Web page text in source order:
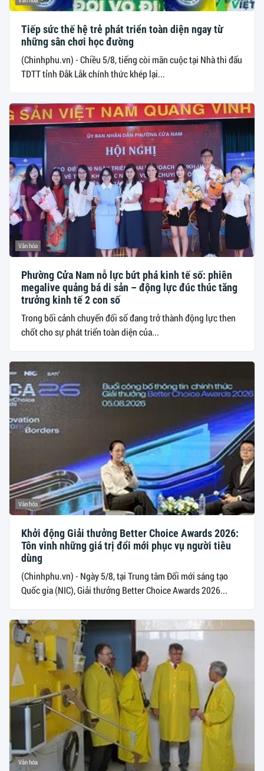
Tiếp sức thế hệ trẻ phát triển toàn diện ngay từ
những sân chơi học đường
(Chinhphu.vn) - Chiều 5/8, tiếng còi mãn cuộc tại Nhà thi đấu
TDTT tỉnh Đắk Lắk chính thức khép lại...
Văn hóa
Phường Cửa Nam nỗ lực bứt phá kinh tế số: phiên
megalive quảng bá di sản – động lực đúc thúc tăng
trưởng kinh tế 2 con số
Trong bối cảnh chuyển đổi số đang trở thành động lực then
chốt cho sự phát triển toàn diện của...
Văn hóa
Khởi động Giải thưởng Better Choice Awards 2026:
Tôn vinh những giá trị đổi mới phục vụ người tiêu
dùng
(Chinhphu.vn) - Ngày 5/8, tại Trung tâm Đổi mới sáng tạo
Quốc gia (NIC), Giải thưởng Better Choice Awards 2026...
Văn hóa